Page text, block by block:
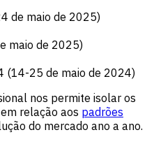
de maio de 2025)
maio de 2025)
(14-25 de maio de 2024)
nos permite isolar os
relação aos padrões
do mercado ano a ano.